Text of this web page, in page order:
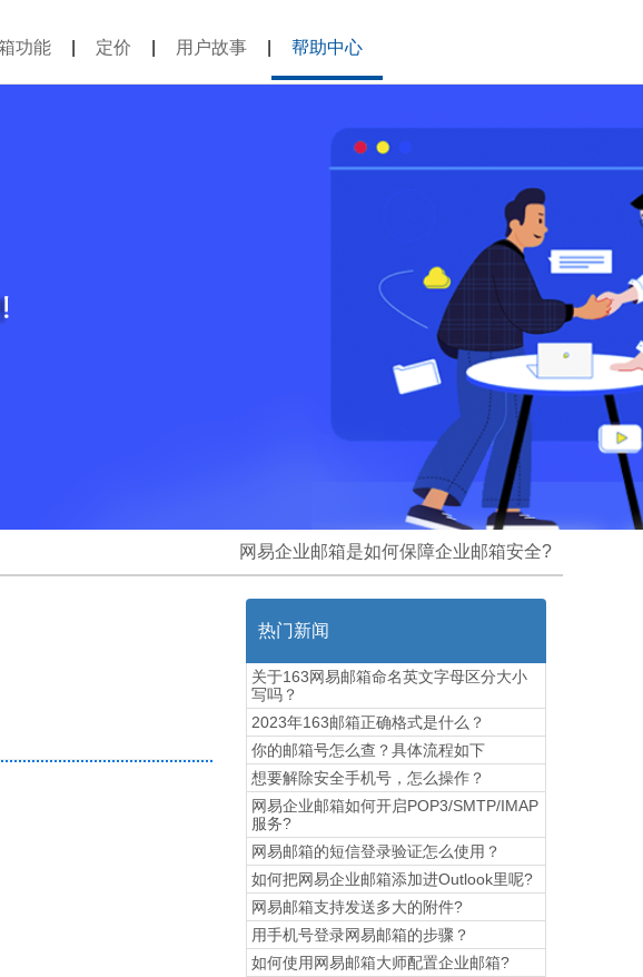
功能 定价 用户故事 帮助中心
网易企业邮箱是如何保障企业邮箱安全?
热门新闻
关于163网易邮箱命名英文字母区分大小
写吗？
2023年163邮箱正确格式是什么？
你的邮箱号怎么查？具体流程如下
想要解除安全手机号，怎么操作？
网易企业邮箱如何开启POP3/SMTP/IMAP
服务?
网易邮箱的短信登录验证怎么使用？
如何把网易企业邮箱添加进Outlook里呢?
网易邮箱支持发送多大的附件?
用手机号登录网易邮箱的步骤？
如何使用网易邮箱大师配置企业邮箱?